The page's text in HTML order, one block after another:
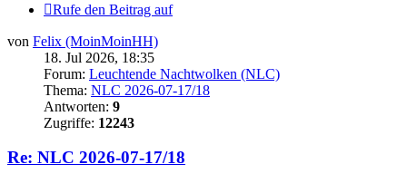
Rufe den Beitrag auf
von Felix (MoinMoinHH)
18. Jul 2026, 18:35
Forum: Leuchtende Nachtwolken (NLC)
Thema: NLC 2026-07-17/18
Antworten: 9
Zugriffe: 12243
Re: NLC 2026-07-17/18